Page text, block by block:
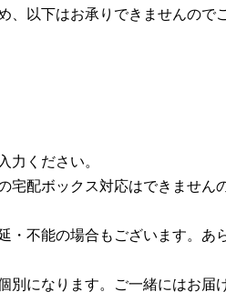
以下はお承りできませんので
ください。
宅配ボックス対応はできません
不能の場合もございます。あ
になります。ご一緒にはお届